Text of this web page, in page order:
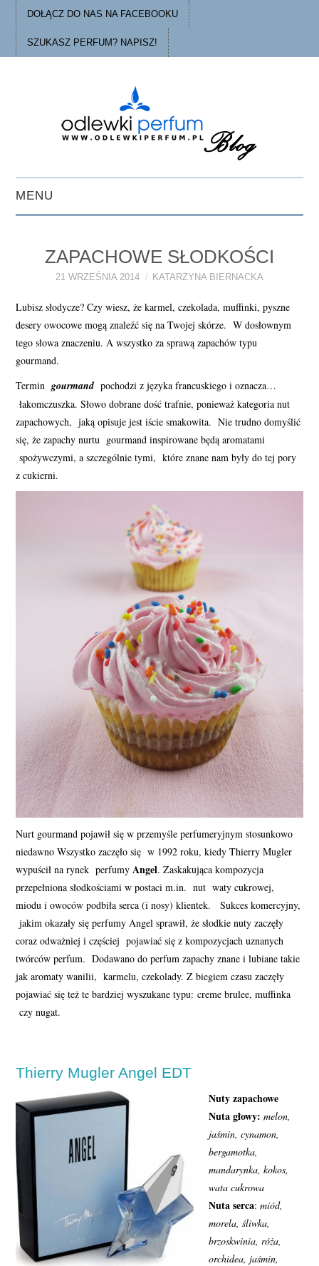
DOŁĄCZ DO NAS NA FACEBOOKU
SZUKASZ PERFUM? NAPISZ!
MENU
PORADY
O ODLEWKACH
PERFUMY FAQ
ZAPACHOWE SŁODKOŚCI
21 WRZEŚNIA 2014 KATARZYNA BIERNACKA
Lubisz słodycze? Czy wiesz, że karmel, czekolada, muffinki, pyszne
desery owocowe mogą znaleźć się na Twojej skórze. W dosłownym
tego słowa znaczeniu. A wszystko za sprawą zapachów typu
gourmand.
Termingourmandpochodzi z języka francuskiego i oznacza…
łakomczuszka. Słowo dobrane dość trafnie, ponieważ kategoria nut
zapachowych, jaką opisuje jest iście smakowita. Nie trudno domyślić
się, że zapachy nurtu gourmand inspirowane będą aromatami
spożywczymi, a szczególnie tymi, które znane nam były do tej pory
z cukierni.
Nurt gourmand pojawił się w przemyśle perfumeryjnym stosunkowo
niedawno Wszystko zaczęło się w 1992 roku, kiedy Thierry Mugler
wypuścił na rynek perfumyAngel. Zaskakująca kompozycja
przepełniona słodkościami w postaci m.in. nut waty cukrowej,
miodu i owoców podbiła serca (i nosy) klientek. Sukces komercyjny,
jakim okazały się perfumy Angel sprawił, że słodkie nuty zaczęły
coraz odważniej i częściej pojawiać się z kompozycjach uznanych
twórców perfum. Dodawano do perfum zapachy znane i lubiane takie
jak aromaty wanilii, karmelu, czekolady. Z biegiem czasu zaczęły
pojawiać się też te bardziej wyszukane typu: creme brulee, muffinka
czy nugat.
Thierry Mugler Angel EDT
Nuty zapachowe
Nuta głowy: melon,
jaśmin, cynamon,
bergamotka,
mandarynka, kokos,
wata cukrowa
Nuta serca: miód,
morela, śliwka,
brzoskwinia, róża,
orchidea, jaśmin,